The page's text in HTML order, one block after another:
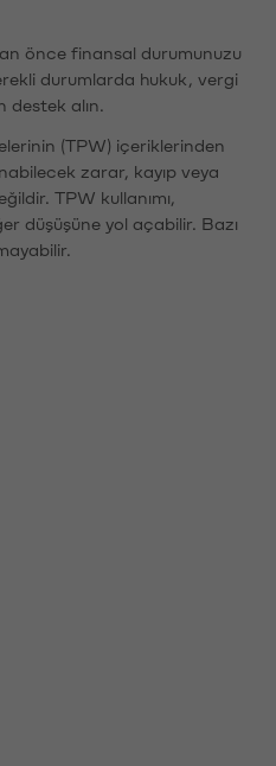
önce finansal durumunuzu
durumlarda hukuk, vergi
destek alın.
(TPW) içeriklerinden
zarar, kayıp veya
TPW kullanımı,
düşüşüne yol açabilir. Bazı